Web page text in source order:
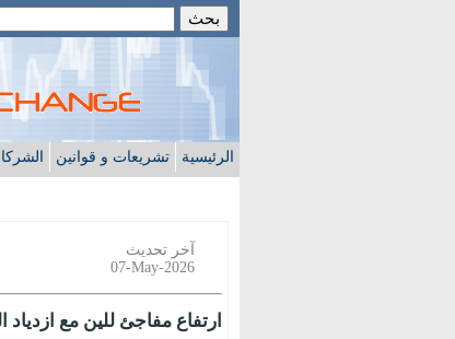
الرئيسية تشريعات و قوانين
آخر تحديث
07-May-2026
ارتفاع مفاجئ للين مع